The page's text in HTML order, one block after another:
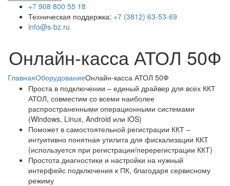
+7 908 800 55 18
Техническая поддержка: +7 (3812) 63-53-69
info@s-bz.ru
Онлайн-касса АТОЛ 50Ф
ГлавнаяОборудованиеОнлайн-касса АТОЛ 50Ф
Проста в подключении – единый драйвер для всех ККТ
АТОЛ, совместим со всеми наиболее
распространенными операционными системами
(Windows, Linux, Android или iOS)
Поможет в самостоятельной регистрации ККТ –
интуитивно понятная утилита для фискализации ККТ
(используется при регистрации/перерегистрации ККТ)
Простота диагностики и настройки на нужный
интерфейс подключения к ПК, благодаря сервисному
режиму